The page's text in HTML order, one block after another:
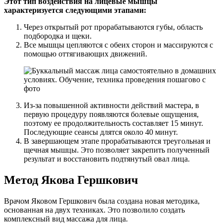
характеризуется следующими этапами:
Через открытый рот прорабатываются губы, область
подбородка и щеки.
Все мышцы цепляются с обеих сторон и массируются с
помощью оттягивающих движений.
Из-за повышенной активности действий мастера, в
первую процедуру появляются болевые ощущения,
поэтому ее продолжительность составляет 15 минут.
Последующие сеансы длятся около 40 минут.
В завершающем этапе прорабатываются треугольная и
щечная мышцы. Это позволяет закрепить полученный
результат и восстановить подтянутый овал лица.
Метод Якова Гершкович
Врачом Яковом Гершкович была создана новая методика,
основанная на двух техниках. Это позволило создать
комплексный вид массажа для лица.